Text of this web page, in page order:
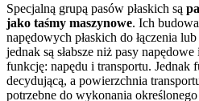
Specjalną grupą pasów płaskich są
jako taśmy maszynowe. Ich
napędowych płaskich do łączenia
jednak są słabsze niż pasy
funkcję: napędu i transportu. Jednak
decydującą, a powierzchnia
potrzebne do wykonania określonego